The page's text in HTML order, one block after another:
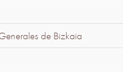
de Bizkaia